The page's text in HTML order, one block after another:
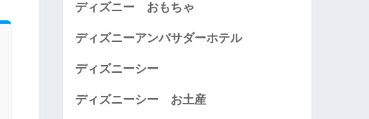
ディズニー おもちゃ
ディズニーアンバサダーホテル
ディズニーシー
ディズニーシー お土産